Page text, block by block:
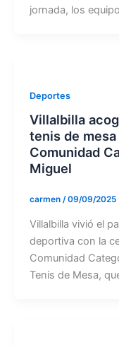
jornada, los
Deportes
Villalbilla
tenis de
Comunidad
Miguel
carmen /09/09/2025
Villalbilla vivió el
deportiva con la
Comunidad
Tenis de Mesa,